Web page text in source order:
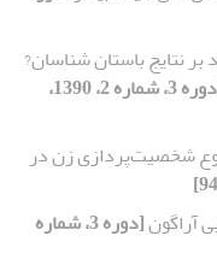
بر نتایج باستان شناسان?
[دوره 3، شماره 2، 1390،
شخصیت‌پردازی زن در
آراگون
[دوره 3، شماره